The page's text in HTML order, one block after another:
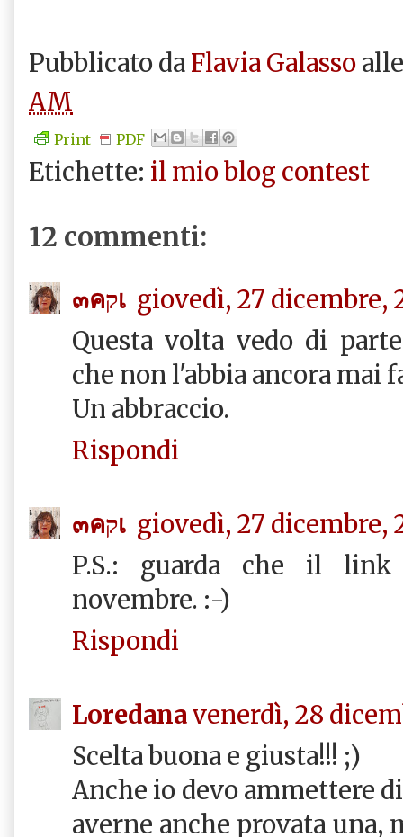
Pubblicato da Flavia Galasso
AM
Print PDF
Etichette: il mio blog contest
12 commenti:
๓คקเ giovedì, 27 dicembre,
Questa volta vedo di
che non l'abbia ancora mai
Un abbraccio.
Rispondi
๓คקเ giovedì, 27 dicembre,
P.S.: guarda che il
novembre. :-)
Rispondi
Loredanavenerdì, 28
Scelta buona e giusta!!! ;)
Anche io devo ammettere
averne anche provata una,